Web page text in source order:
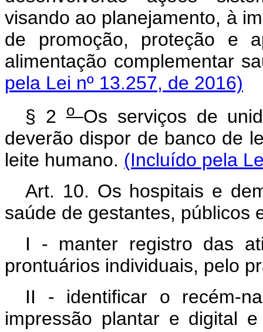
visando ao planejamento, à
de promoção, proteção e
alimentação complementar
pela Lei nº 13.257, de 2016)
§ 2o Os serviços de
deverão dispor de banco de
leite humano. (Incluído pela
Art. 10. Os hospitais e
saúde de gestantes, públicos
I - manter registro das
prontuários individuais, pelo
II - identificar o recém-
impressão plantar e digital